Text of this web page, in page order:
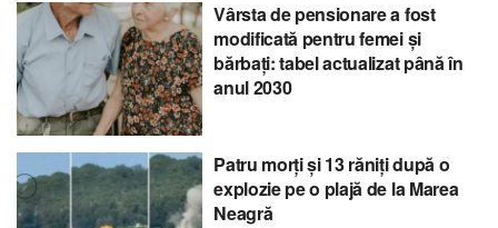
Vârsta de pensionare a fost
modificată pentru femei și
bărbați: tabel actualizat până în
anul 2030
Patru morți și 13 răniți după o
explozie pe o plajă de la Marea
Neagră